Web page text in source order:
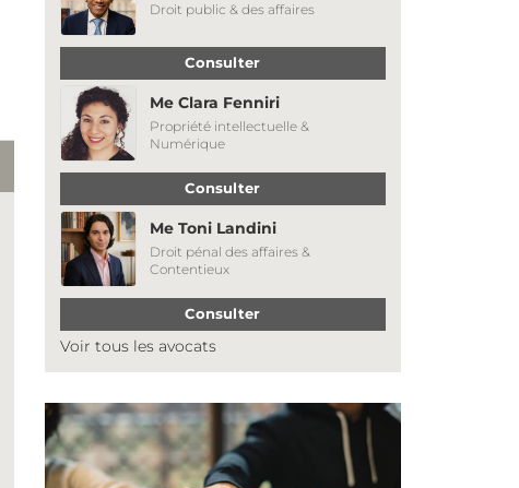
Droit public & des affaires
Consulter
Me Clara Fenniri
Propriété intellectuelle &
Numérique
Consulter
Me Toni Landini
Droit pénal des affaires &
Contentieux
Consulter
Voir tous les avocats